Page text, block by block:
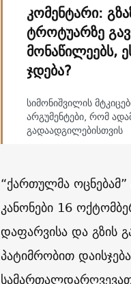
კომენტარი:
ტროტუარზე
მონაწილეებს,
ჯდება?
სიმონიშვილის
არგუმენტები, რომ
გადაადგილებისთვის
“ქართულმა
კანონები 16
დაფარვისა და გზის
პატიმრობით